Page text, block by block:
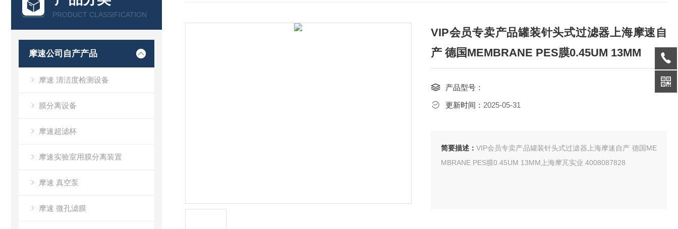
PRODUCT CLASSIFICATION
摩速公司自产产品
摩速 清洁度检测设备
膜分离设备
摩速超滤杯
摩速实验室用膜分离装置
摩速 真空泵
摩速 微孔滤膜
VIP会员专卖产品罐装针头式过滤器上海摩速自
产 德国MEMBRANE PES膜0.45UM 13MM
产品型号：
更新时间： 2025-05-31
简要描述： VIP会员专卖产品罐装针头式过滤器上海摩速自产 德国ME
MBRANE PES膜0.45UM 13MM上海摩芃实业 4008087828